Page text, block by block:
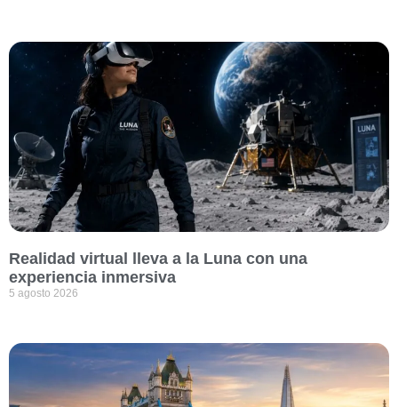
Realidad virtual lleva a la Luna con una
experiencia inmersiva
5 agosto 2026